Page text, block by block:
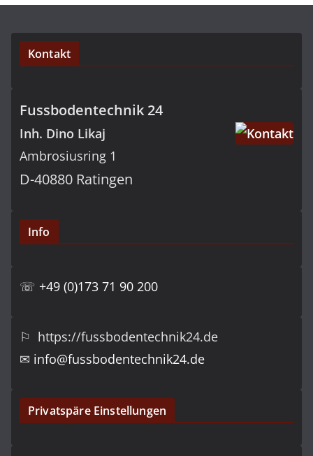
Kontakt
Fussbodentechnik 24
Inh. Dino Likaj
Ambrosiusring 1
D-40880 Ratingen
Info
☏ +49 (0)173 71 90 200
⚐ https://fussbodentechnik24.de
✉ info@fussbodentechnik24.de
Privatspäre Einstellungen